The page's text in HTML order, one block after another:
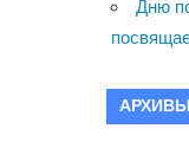
Дню
АРХИВЫ